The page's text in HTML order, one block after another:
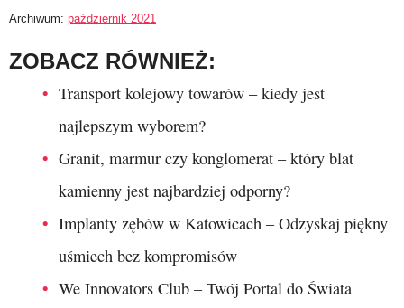
Archiwum: październik 2021
ZOBACZ RÓWNIEŻ:
Transport kolejowy towarów – kiedy jest
najlepszym wyborem?
Granit, marmur czy konglomerat – który blat
kamienny jest najbardziej odporny?
Implanty zębów w Katowicach – Odzyskaj piękny
uśmiech bez kompromisów
We Innovators Club – Twój Portal do Świata